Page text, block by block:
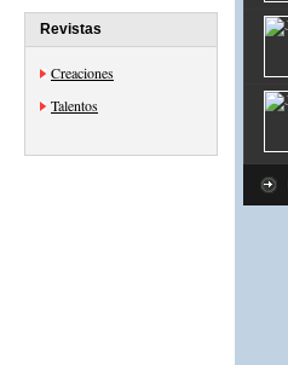
Revistas
Creaciones
Talentos